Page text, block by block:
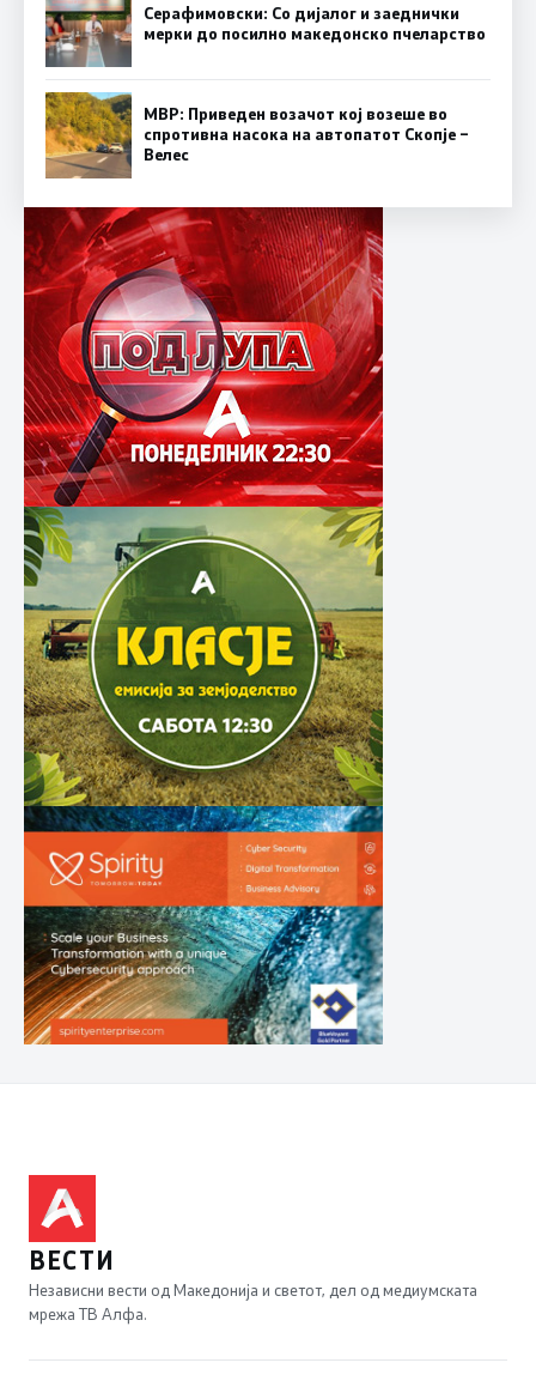
Серафимовски: Со дијалог и заеднички
мерки до посилно македонско пчеларство
МВР: Приведен возачот кој возеше во
спротивна насока на автопатот Скопје –
Велес
ВЕСТИ
Независни вести од Македонија и светот, дел од медиумската
мрежа ТВ Алфа.